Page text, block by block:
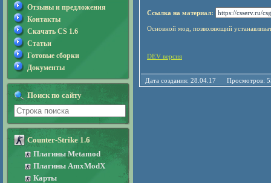
Ссылка на материал:
Основной мод, позволяющий
DEV версия
Дата создания: 28.04.17
Отзывы и предложения
Контакты
Скачать CS 1.6
Статьи
Готовые сборки
Документы
Поиск по сайту
Counter-Strike 1.6
Плагины Metamod
Плагины AmxModX
Карты